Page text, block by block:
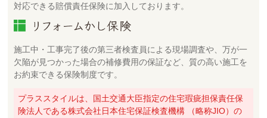
対応できる賠償責任保険に加入しております。
施工中・工事完了後の第三者検査員による現場調査や、万が一
欠陥が見つかった場合の補修費用の保証など、質の高い施工を
お約束できる保険制度です。
プラススタイルは、国土交通大臣指定の住宅瑕疵担保責任保
険法人である株式会社日本住宅保証検査機構 （略称JIO）の